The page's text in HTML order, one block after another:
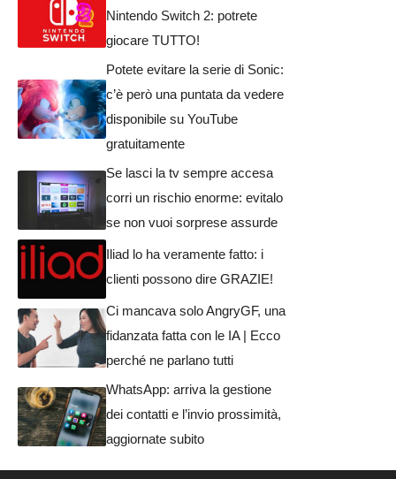
Nintendo Switch 2: potrete
giocare TUTTO!
Potete evitare la serie di Sonic:
c’è però una puntata da vedere
disponibile su YouTube
gratuitamente
Se lasci la tv sempre accesa
corri un rischio enorme: evitalo
se non vuoi sorprese assurde
Iliad lo ha veramente fatto: i
clienti possono dire GRAZIE!
Ci mancava solo AngryGF, una
fidanzata fatta con le IA | Ecco
perché ne parlano tutti
WhatsApp: arriva la gestione
dei contatti e l’invio prossimità,
aggiornate subito